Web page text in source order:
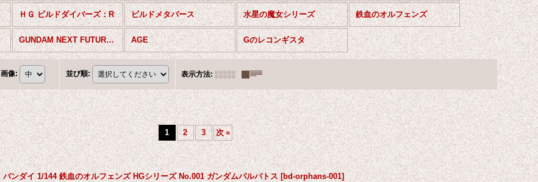
ＨＧ ビルドダイバーズ：R ビルドメタバース 水星の魔女シリーズ 鉄血のオルフェンズ
GUNDAM NEXT FUTURE PAVILION AGE Gのレコンギスタ
画像: 並び順: 表示方法:
1 2 3 次 »
バンダイ 1/144 鉄血のオルフェンズ HGシリーズ No.001 ガンダムバルバトス [bd-orphans-001]